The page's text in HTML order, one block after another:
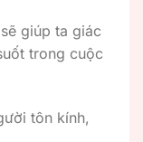
giúp ta giác
trong cuộc
tôn kính,